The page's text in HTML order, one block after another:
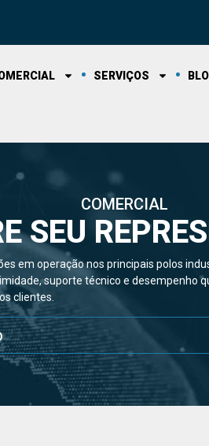
SERVIÇOS
COMERCIAL
SEU
em operação nos principais polos
suporte técnico e desempenho
clientes.